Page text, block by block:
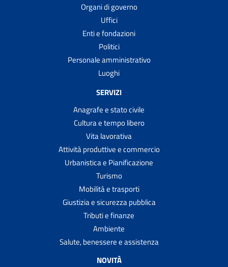
Organi di governo
Uffici
Enti e fondazioni
Politici
Personale amministrativo
Luoghi
SERVIZI
Anagrafe e stato civile
Cultura e tempo libero
Vita lavorativa
Attività produttive e commercio
Urbanistica e Pianificazione
Turismo
Mobilità e trasporti
Giustizia e sicurezza pubblica
Tributi e finanze
Ambiente
Salute, benessere e assistenza
NOVITÀ